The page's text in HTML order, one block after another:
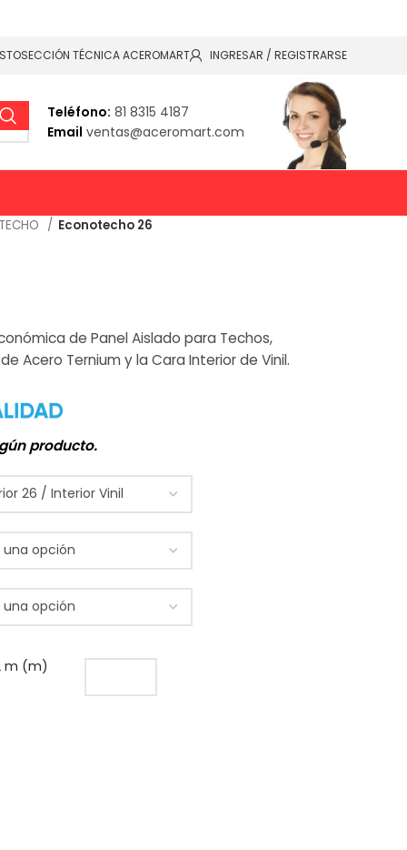
SECCIÓN TÉCNICA ACEROMART INGRESAR / REGISTRARSE
Teléfono: 81 8315 4187
Email ventas@aceromart.com
Econotecho 26
de Panel Aislado para Techos,
Acero Ternium y la Cara Interior de Vinil.
producto.
m (m)